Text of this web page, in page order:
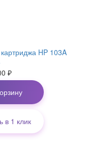
HP 103A
₽
в 1 клик